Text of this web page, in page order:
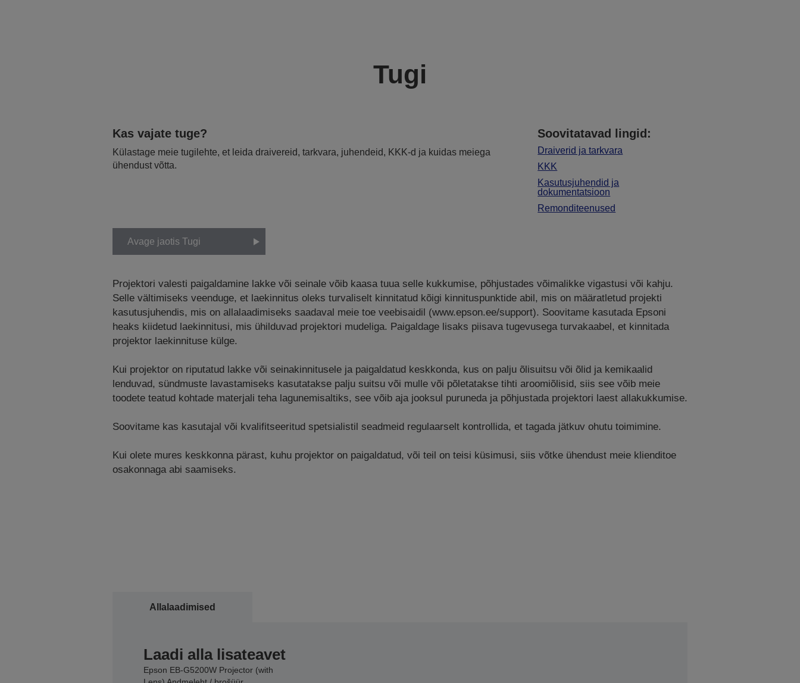
Tugi
Kas vajate tuge?
Külastage meie tugilehte, et leida draivereid, tarkvara, juhendeid, KKK-d ja kuidas meiega
ühendust võtta.
Soovitatavad lingid:
Draiverid ja tarkvara
KKK
Kasutusjuhendid ja
dokumentatsioon
Remonditeenused
Avage jaotis Tugi
Projektori valesti paigaldamine lakke või seinale võib kaasa tuua selle kukkumise, põhjustades võimalikke vigastusi või kahju.
Selle vältimiseks veenduge, et laekinnitus oleks turvaliselt kinnitatud kõigi kinnituspunktide abil, mis on määratletud projekti
kasutusjuhendis, mis on allalaadimiseks saadaval meie toe veebisaidil (www.epson.ee/support). Soovitame kasutada Epsoni
heaks kiidetud laekinnitusi, mis ühilduvad projektori mudeliga. Paigaldage lisaks piisava tugevusega turvakaabel, et kinnitada
projektor laekinnituse külge.
Kui projektor on riputatud lakke või seinakinnitusele ja paigaldatud keskkonda, kus on palju õlisuitsu või õlid ja kemikaalid
lenduvad, sündmuste lavastamiseks kasutatakse palju suitsu või mulle või põletatakse tihti aroomiõlisid, siis see võib meie
toodete teatud kohtade materjali teha lagunemisaltiks, see võib aja jooksul puruneda ja põhjustada projektori laest allakukkumise.
Soovitame kas kasutajal või kvalifitseeritud spetsialistil seadmeid regulaarselt kontrollida, et tagada jätkuv ohutu toimimine.
Kui olete mures keskkonna pärast, kuhu projektor on paigaldatud, või teil on teisi küsimusi, siis võtke ühendust meie klienditoe
osakonnaga abi saamiseks.
Allalaadimised
Laadi alla lisateavet
Epson EB-G5200W Projector (with